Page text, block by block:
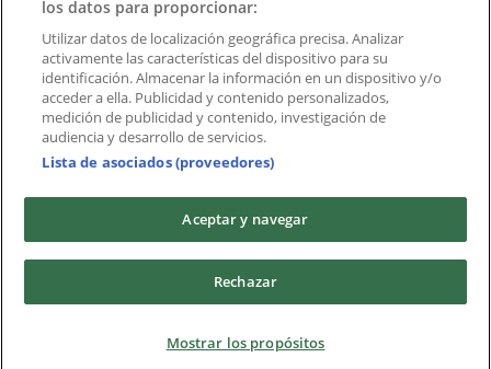
Productos
Productos locales
Ciudades
Descargar la APP Tiendeo
Copyright © Tiendeo ® 2026 · Shopfully Marketing S.L.U. –
Términos y condicionesPolítica de privacidad
los datos para proporcionar:
Utilizar datos de localización geográfica precisa. Analizar
activamente las características del dispositivo para su
identificación. Almacenar la información en un dispositivo y/o
acceder a ella. Publicidad y contenido personalizados,
medición de publicidad y contenido, investigación de
audiencia y desarrollo de servicios.
Lista de asociados (proveedores)
Aceptar y navegar
Rechazar
Mostrar los propósitos